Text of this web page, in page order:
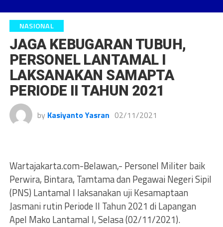
NASIONAL
JAGA KEBUGARAN TUBUH,
PERSONEL LANTAMAL I
LAKSANAKAN SAMAPTA
PERIODE II TAHUN 2021
by Kasiyanto Yasran 02/11/2021
Wartajakarta.com-Belawan,- Personel Militer baik
Perwira, Bintara, Tamtama dan Pegawai Negeri Sipil
(PNS) Lantamal I laksanakan uji Kesamaptaan
Jasmani rutin Periode II Tahun 2021 di Lapangan
Apel Mako Lantamal I, Selasa (02/11/2021).